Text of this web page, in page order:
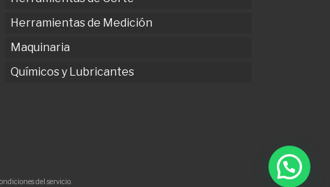
Herramientas de Medición
Maquinaria
Químicos y Lubricantes
del servicio.